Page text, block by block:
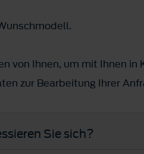
von Ihnen, um mit Ihnen
zur Bearbeitung Ihrer
Sie sich?